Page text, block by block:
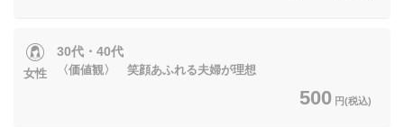
女性
30代・40代
〈価値観〉 笑顔あふれる夫婦が理想
500 円(税込)